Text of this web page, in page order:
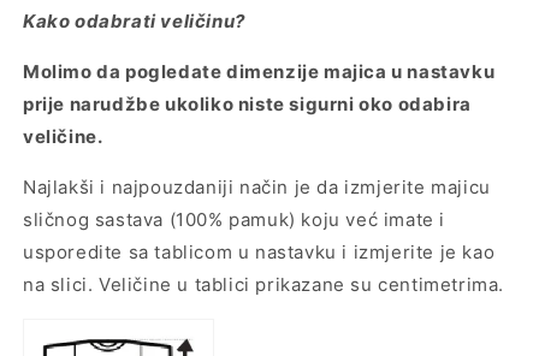
Kako odabrati veličinu?
Molimo da pogledate dimenzije majica u nastavku
prije narudžbe ukoliko niste sigurni oko odabira
veličine.
Najlakši i najpouzdaniji način je da izmjerite majicu
sličnog sastava (100% pamuk) koju već imate i
usporedite sa tablicom u nastavku i izmjerite je kao
na slici. Veličine u tablici prikazane su centimetrima.